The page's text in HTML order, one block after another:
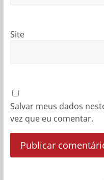
Site
Salvar meus dados
vez que eu comentar.